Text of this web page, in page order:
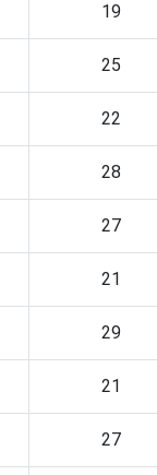
19
25
22
28
27
21
29
21
27